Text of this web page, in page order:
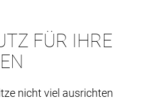
FÜR IHRE
nicht viel ausrichten